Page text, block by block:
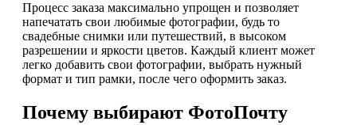
Процесс заказа максимально упрощен и позволяет
напечатать свои любимые фотографии, будь то
свадебные снимки или путешествий, в высоком
разрешении и яркости цветов. Каждый клиент может
легко добавить свои фотографии, выбрать нужный
формат и тип рамки, после чего оформить заказ.
Почему выбирают ФотоПочту